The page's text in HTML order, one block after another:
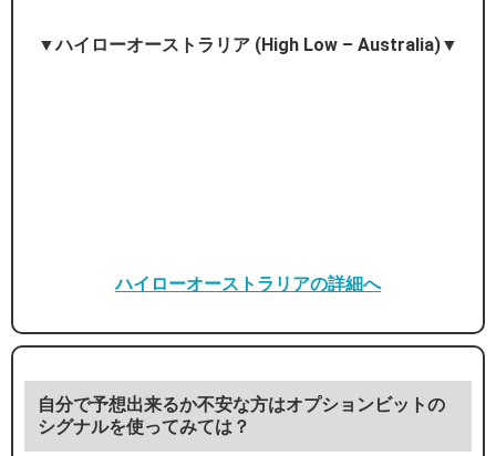
▼ハイローオーストラリア (High Low – Australia)▼
ハイローオーストラリアの詳細へ
自分で予想出来るか不安な方はオプションビットの
シグナルを使ってみては？